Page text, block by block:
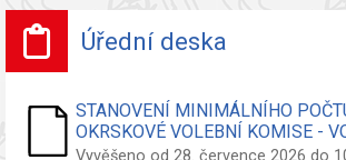
Úřední deska
STANOVENÍ MINIMÁLNÍHO
OKRSKOVÉ VOLEBNÍ KOMISE -
ZASTUPITELSTVA OBCE
Vyvěšeno od 28. července 2026 do